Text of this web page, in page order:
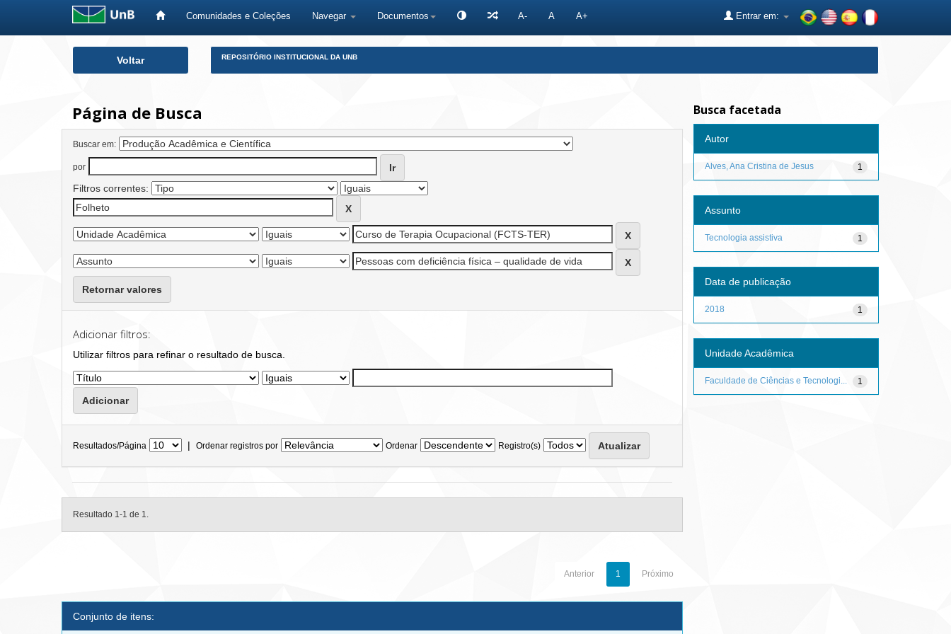
Comunidades e Coleções Navegar Documentos A- A A+ Entrar em:
Voltar REPOSITÓRIO INSTITUCIONAL DA UNB
Página de Busca
Buscar em:
por
Filtros correntes:
Retornar valores
Adicionar filtros:
Utilizar filtros para refinar o resultado de busca.
Resultados/Página | Ordenar registros por Ordenar Registro(s)
Resultado 1-1 de 1.
Anterior 1 Próximo
Conjunto de itens:
Busca facetada
Autor
1
Alves, Ana Cristina de Jesus
Assunto
1
Tecnologia assistiva
Data de publicação
1
2018
Unidade Acadêmica
1
Faculdade de Ciências e Tecnologi...